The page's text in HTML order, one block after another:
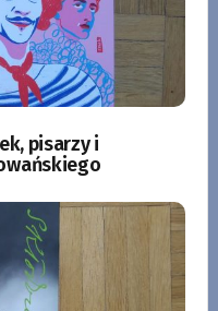
pisarzy i